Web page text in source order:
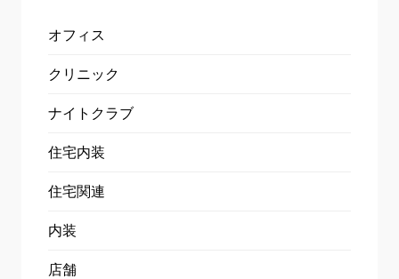
オフィス
クリニック
ナイトクラブ
住宅内装
住宅関連
内装
店舗